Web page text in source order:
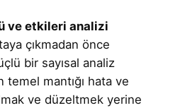
ve etkileri analizi
çıkmadan önce
bir sayısal analiz
temel mantığı hata ve
ve düzeltmek yerine